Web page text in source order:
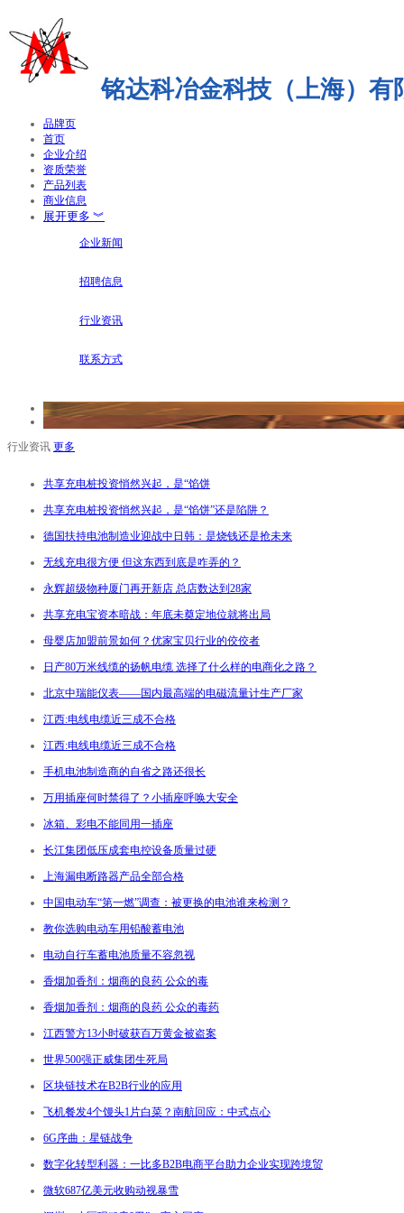
铭达科冶金科技（上海）有
品牌页
首页
企业介绍
资质荣誉
产品列表
商业信息
展开更多 ︾
企业新闻
招聘信息
行业资讯
联系方式
行业资讯 更多
共享充电桩投资悄然兴起，是“馅饼
共享充电桩投资悄然兴起，是“馅饼”还是陷阱？
德国扶持电池制造业迎战中日韩：是烧钱还是抢未来
无线充电很方便 但这东西到底是咋弄的？
永辉超级物种厦门再开新店 总店数达到28家
共享充电宝资本暗战：年底未奠定地位就将出局
母婴店加盟前景如何？优家宝贝行业的佼佼者
日产80万米线缆的扬帆电缆 选择了什么样的电商化之路？
北京中瑞能仪表——国内最高端的电磁流量计生产厂家
江西:电线电缆近三成不合格
江西:电线电缆近三成不合格
手机电池制造商的自省之路还很长
万用插座何时禁得了？小插座呼唤大安全
冰箱、彩电不能同用一插座
长江集团低压成套电控设备质量过硬
上海漏电断路器产品全部合格
中国电动车“第一燃”调查：被更换的电池谁来检测？
教你选购电动车用铅酸蓄电池
电动自行车蓄电池质量不容忽视
香烟加香剂：烟商的良药 公众的毒
香烟加香剂：烟商的良药 公众的毒药
江西警方13小时破获百万黄金被盗案
世界500强正威集团生死局
区块链技术在B2B行业的应用
飞机餐发4个馒头1片白菜？南航回应：中式点心
6G序曲：星链战争
数字化转型利器：一比多B2B电商平台助力企业实现跨境贸
微软687亿美元收购动视暴雪